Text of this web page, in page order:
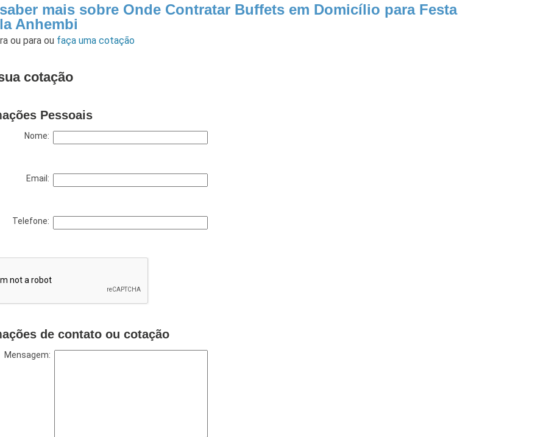
mais sobre Onde Contratar Buffets em Domicílio para Festa
Anhembi
ou paraou faça uma cotação
cotação
Pessoais
Nome:
Email:
Telefone:
de contato ou cotação
Mensagem: